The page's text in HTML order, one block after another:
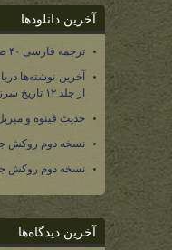
آخرین دانلودها
ترجمه فارسی ۴۰ صفحه از کتاب «سقوط نومه‌نور»
آخرین نوشته‌ها
از جلد ۱۲ تاریخ سرزمین میانه
حدیث فینوه و
نسخه دوم روکش
نسخه دوم روکش
آخرین دیدگاه‌ها